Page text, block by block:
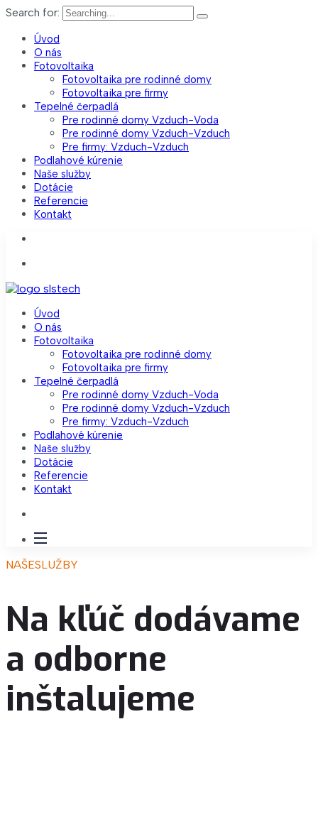
Search for:
Úvod
O nás
Fotovoltaika
Fotovoltaika pre rodinné domy
Fotovoltaika pre firmy
Tepelné čerpadlá
Pre rodinné domy Vzduch-Voda
Pre rodinné domy Vzduch-Vzduch
Pre firmy: Vzduch-Vzduch
Podlahové kúrenie
Naše služby
Dotácie
Referencie
Kontakt
Úvod
O nás
Fotovoltaika
Fotovoltaika pre rodinné domy
Fotovoltaika pre firmy
Tepelné čerpadlá
Pre rodinné domy Vzduch-Voda
Pre rodinné domy Vzduch-Vzduch
Pre firmy: Vzduch-Vzduch
Podlahové kúrenie
Naše služby
Dotácie
Referencie
Kontakt
NAŠESLUŽBY
Na kľúč dodávame
a odborne
inštalujeme